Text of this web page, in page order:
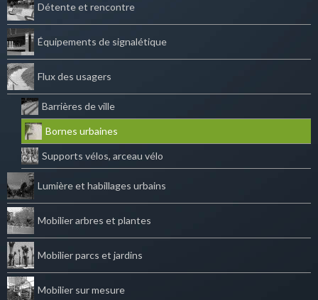
Détente et rencontre
Équipements de signalétique
Flux des usagers
Barrières de ville
Bornes urbaines
Supports vélos, arceau vélo
Lumière et habillages urbains
Mobilier arbres et plantes
Mobilier parcs et jardins
Mobilier sur mesure